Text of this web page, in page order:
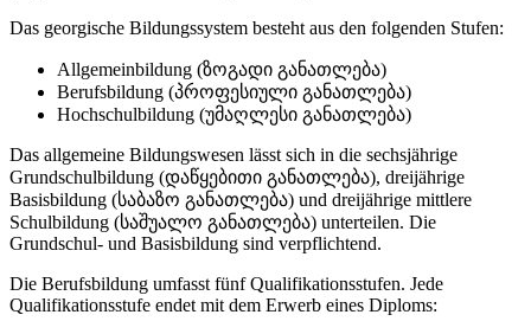
Das georgische Bildungssystem besteht aus den folgenden Stufen:
Allgemeinbildung (ზოგადი განათლება)
Berufsbildung (პროფესიული განათლება)
Hochschulbildung (უმაღლესი განათლება)
Das allgemeine Bildungswesen lässt sich in die sechsjährige
Grundschulbildung (დაწყებითი განათლება), dreijährige
Basisbildung (საბაზო განათლება) und dreijährige mittlere
Schulbildung (საშუალო განათლება) unterteilen. Die
Grundschul- und Basisbildung sind verpflichtend.
Die Berufsbildung umfasst fünf Qualifikationsstufen. Jede
Qualifikationsstufe endet mit dem Erwerb eines Diploms: